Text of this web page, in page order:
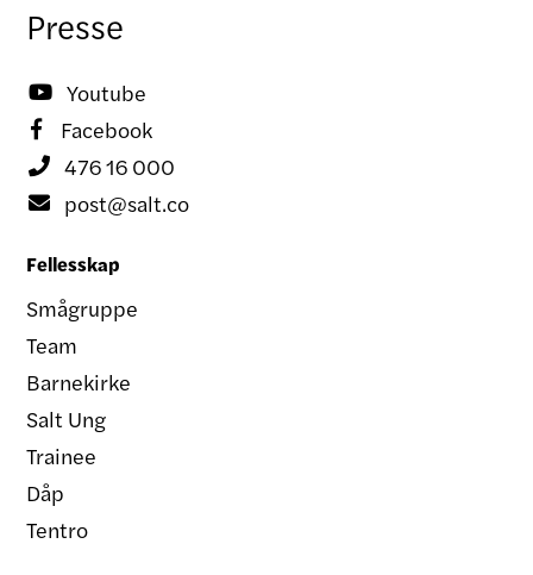
Presse
 Youtube
 Facebook
 476 16 000
 post@salt.co
Fellesskap
Smågruppe
Team
Barnekirke
Salt Ung
Trainee
Dåp
Tentro